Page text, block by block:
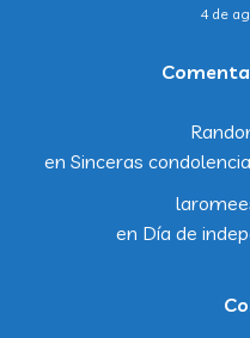
4 de
en Sinceras
en Día de